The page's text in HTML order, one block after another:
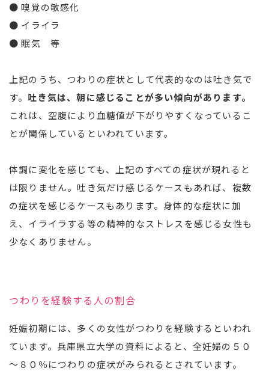
● 嗅覚の敏感化
● イライラ
● 眠気 等
上記のうち、つわりの症状として代表的なのは吐き気で
す。 吐き気は、朝に感じることが多い傾向があります。
これは、空腹により血糖値が下がりやすくなっているこ
とが関係しているといわれています。
体調に変化を感じても、上記のすべての症状が現れると
は限りません。吐き気だけ感じるケースもあれば、複数
の症状を感じるケースもあります。身体的な症状に加
え、イライラする等の精神的なストレスを感じる女性も
少なくありません。
つわりを経験する人の割合
妊娠初期には、多くの女性がつわりを経験するといわれ
ています。兵庫県立大学の資料によると、全妊婦の５０
～８０％につわりの症状がみられるとされています。